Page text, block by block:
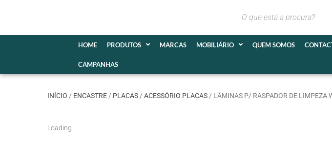
HOME PRODUTOS MARCAS MOBILIÁRIO QUEM SOMOS
CAMPANHAS
INÍCIO / ENCASTRE/ PLACAS/ ACESSÓRIO PLACAS/ LÂMINAS P/ RASPADOR DE LIMPEZA
Loading...